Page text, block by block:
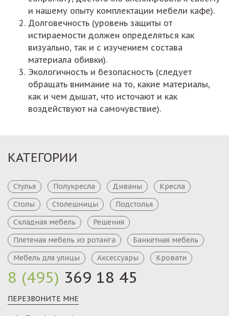
и нашему опыту комплектации мебели кафе).
Долговечность (уровень защиты от
истираемости должен определяться как
визуально, так и с изучением состава
материала обивки).
Экологичность и безопасность (следует
обращать внимание на то, какие материалы,
как и чем дышат, что источают и как
воздействуют на самочувствие).
8 (495) 369 18 45
ПЕРЕЗВОНИТЕ МНЕ
КАТЕГОРИИ
Стулья Полукресла Диваны
Кресла
Столы
Столешницы
Подстолья
Складная мебель
Решения
Плетеная мебель из ротанга
Банкетная мебель
Мебель для улицы
Аксессуары Кровати